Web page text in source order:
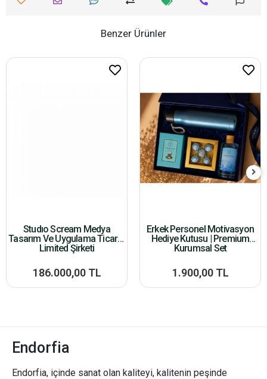
Benzer Ürünler
Studıo Scream Medya
Tasarım Ve Uygulama Ticaret
Limited Şirketi
186.000,00 TL
Erkek Personel Motivasyon
Hediye Kutusu | Premium
Kurumsal Set
1.900,00 TL
Endorfia
Endorfia, içinde sanat olan kaliteyi, kalitenin peşinde